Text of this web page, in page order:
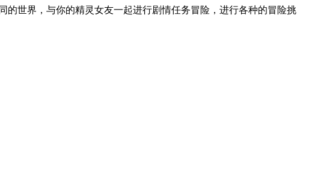
世界，与你的精灵女友一起进行剧情任务冒险，进行各种的冒险挑